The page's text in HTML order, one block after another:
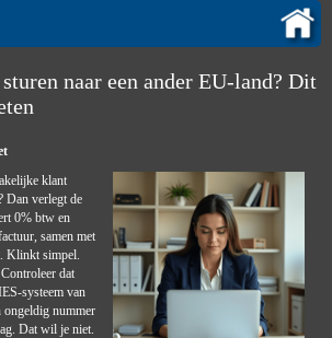
naar een ander EU-land? Dit
klant
Dan verlegt de
0% btw en
samen met
Klinkt simpel.
dat
systeem van
ongeldig nummer
Dat wil je niet.